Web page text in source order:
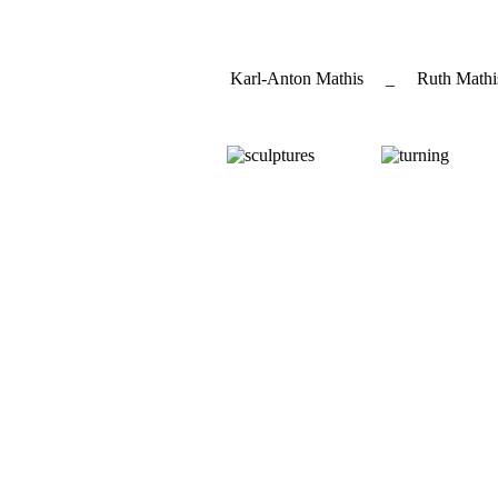
Karl-Anton Mathis _ Ruth